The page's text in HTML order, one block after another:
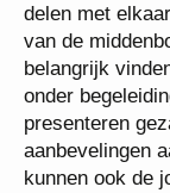
delen met
van de
belangrijk
onder
presenteren
aanbevelingen
kunnen ook de